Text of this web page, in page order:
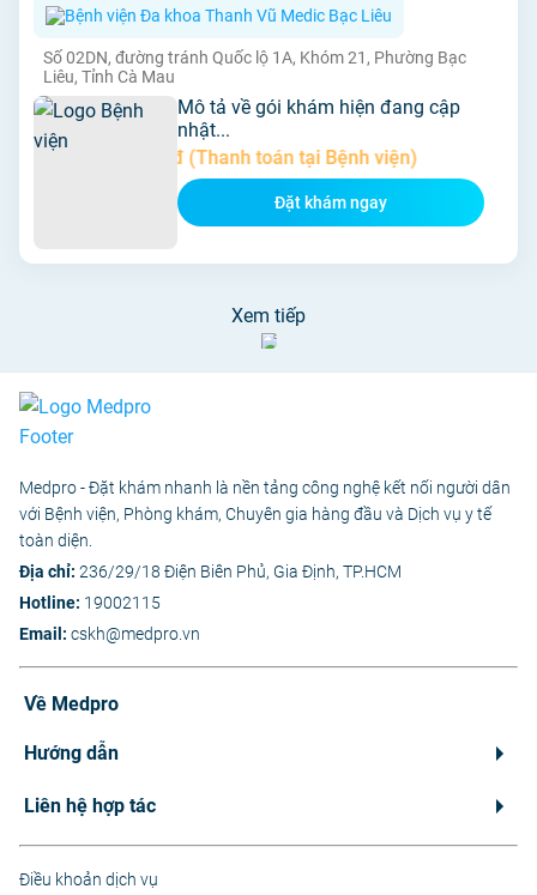
Bệnh viện Đa khoa Thanh Vũ Medic Bạc Liêu
Số 02DN, đường tránh Quốc lộ 1A, Khóm 21, Phường Bạc
Liêu, Tỉnh Cà Mau
Mô tả về gói khám hiện đang cập
nhật...
Giá:
9.860,000đ (Thanh toán tại Bệnh viện)
Đặt khám ngay
Xem tiếp
Medpro - Đặt khám nhanh là nền tảng công nghệ kết nối người dân
với Bệnh viện, Phòng khám, Chuyên gia hàng đầu và Dịch vụ y tế
toàn diện.
Địa chỉ: 236/29/18 Điện Biên Phủ, Gia Định, TP.HCM
Hotline: 19002115
Email: cskh@medpro.vn
Về Medpro
Hướng dẫn
Liên hệ hợp tác
Điều khoản dịch vụ